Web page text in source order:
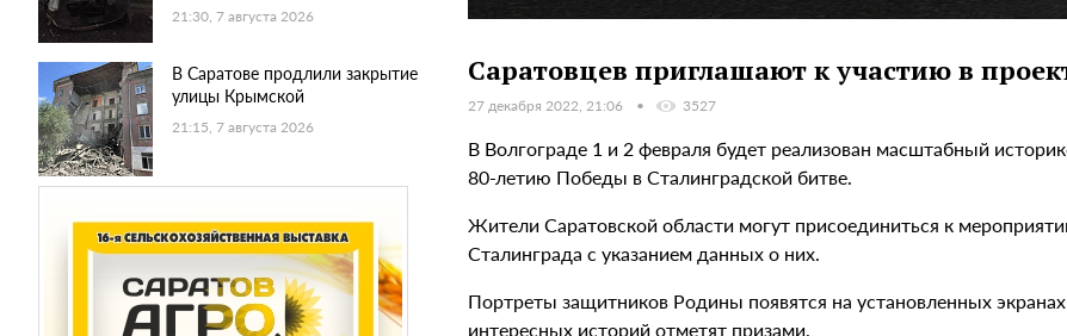
21:30, 7 августа 2026
В Саратове продлили закрытие
улицы Крымской
21:15, 7 августа 2026
Саратовцев приглашают к участию в
27 декабря 2022, 21:06 3527
В Волгограде 1 и 2 февраля будет реализован масштабный
80-летию Победы в Сталинградской битве.
Жители Саратовской области могут присоединиться к
Сталинграда с указанием данных о них.
Портреты защитников Родины появятся на установленных
интересных историй отметят призами.